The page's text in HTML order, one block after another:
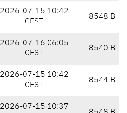
2026-07-15 10:42
CEST
8548 B
2026-07-16 06:05
CEST
8540 B
2026-07-15 10:42
CEST
8544 B
2026-07-15 10:37